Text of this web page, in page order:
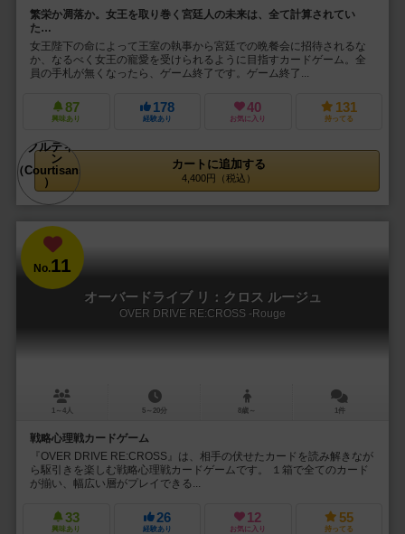
繁栄か凋落か。女王を取り巻く宮廷人の未来は、全て計算されてい
た…
女王陛下の命によって王室の執事から宮廷での晩餐会に招待されるな
か、なるべく女王の寵愛を受けられるように目指すカードゲーム。全
員の手札が無くなったら、ゲーム終了です。ゲーム終了...
87
興味あり
178
経験あり
40
お気に入り
131
持ってる
カートに追加する
4,400円（税込）
No.11
オーバードライブ リ：クロス ルージュ
OVER DRIVE RE:CROSS -Rouge
1～4人 5～20分 8歳～ 1件
戦略心理戦カードゲーム
『OVER DRIVE RE:CROSS』は、相手の伏せたカードを読み解きなが
ら駆引きを楽しむ戦略心理戦カードゲームです。 １箱で全てのカード
が揃い、幅広い層がプレイできる...
33
興味あり
26
経験あり
12
お気に入り
55
持ってる